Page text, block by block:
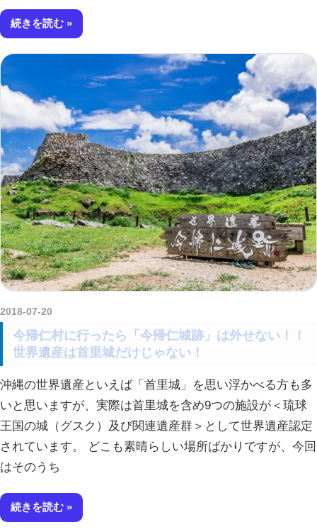
続きを読む
2018-07-20
今帰仁村に行ったら「今帰仁城跡」は外せない！！
世界遺産は首里城だけじゃない！
沖縄の世界遺産といえば「首里城」を思い浮かべる方も多
いと思いますが、実際は首里城を含め9つの施設が＜琉球
王国の城（グスク）及び関連遺産群＞として世界遺産認定
されています。 どこも素晴らしい場所ばかりですが、今回
はそのうち
続きを読む